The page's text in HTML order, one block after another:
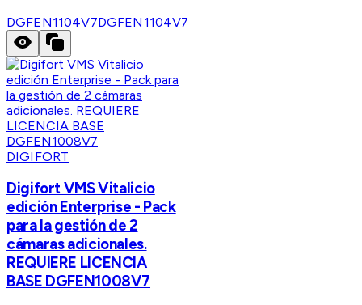
DGFEN1104V7DGFEN1104V7
DIGIFORT
Digifort VMS Vitalicio
edición Enterprise - Pack
para la gestión de 2
cámaras adicionales.
REQUIERE LICENCIA
BASE DGFEN1008V7